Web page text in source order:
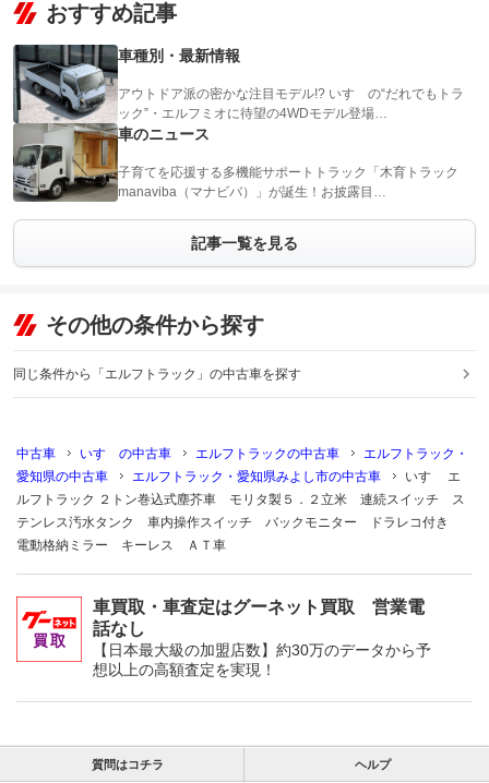
おすすめ記事
車種別・最新情報
アウトドア派の密かな注目モデル!? いすゞの“だれでもトラ
ック”・エルフミオに待望の4WDモデル登場…
車のニュース
子育てを応援する多機能サポートトラック「木育トラック
manaviba（マナビバ）」が誕生！お披露目…
記事一覧を見る
その他の条件から探す
同じ条件から「エルフトラック」の中古車を探す
中古車 いすゞの中古車 エルフトラックの中古車
エルフトラック・
愛知県の中古車
エルフトラック・愛知県みよし市の中古車
いすゞ エ
ルフトラック ２トン巻込式塵芥車 モリタ製５．２立米 連続スイッチ ス
テンレス汚水タンク 車内操作スイッチ バックモニター ドラレコ付き
電動格納ミラー キーレス ＡＴ車
車買取・車査定はグーネット買取 営業電
話なし
【日本最大級の加盟店数】約30万のデータから予
想以上の高額査定を実現！
質問はコチラ ヘルプ